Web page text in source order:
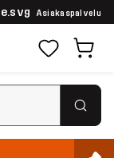
Asiakaspalvelu